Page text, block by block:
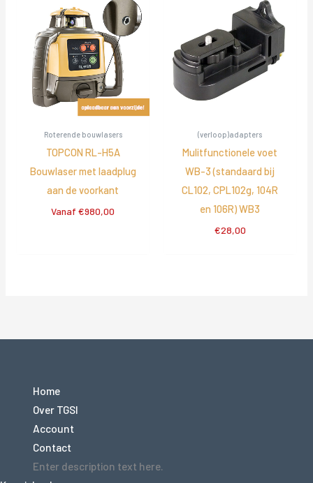
Roterende bouwlasers
TOPCON RL-H5A
Bouwlaser met laadplug
aan de voorkant
Vanaf €980,00
(verloop)adapters
Mulitfunctionele voet
WB-3 (standaard bij
CL102, CPL102g, 104R
en 106R) WB3
€28,00
Home
Over TGSI
Account
Contact
Enter description text here.